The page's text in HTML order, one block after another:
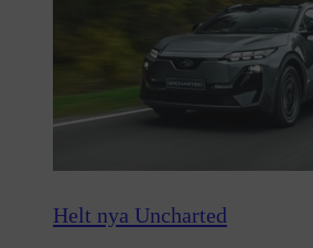
Helt nya Uncharted